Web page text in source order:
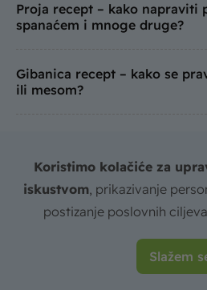
Proja recept – kako napraviti
spanaćem i mnoge druge?
Gibanica recept – kako se
ili mesom?
Filovi za torte – kako se pravi
Salate za slavu – brzi i laki
Koristimo kolačiće za
iskustvom, prikazivanje
postizanje poslovnih
Slažem